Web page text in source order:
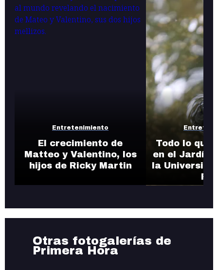
Entretenimiento
El crecimiento de
Matteo y Valentino, los
hijos de Ricky Martin
Todo lo que
en el Jardín
la
Otras fotogalerías de
Primera Hora